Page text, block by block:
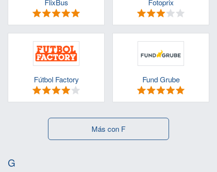
FlixBus Fotoprix
Fútbol Factory Fund Grube
Más con F
G